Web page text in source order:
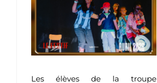
Les élèves de la troupe